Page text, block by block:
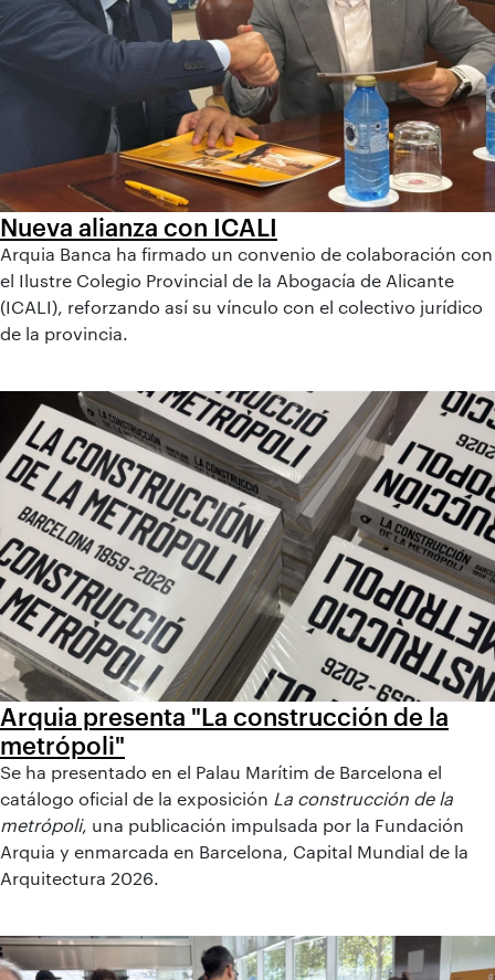
Nueva alianza con ICALI
Arquia Banca ha firmado un convenio de colaboración con
el Ilustre Colegio Provincial de la Abogacía de Alicante
(ICALI), reforzando así su vínculo con el colectivo jurídico
de la provincia.
Arquia presenta "La construcción de la
metrópoli"
Se ha presentado en el Palau Marítim de Barcelona el
catálogo oficial de la exposición La construcción de la
metrópoli, una publicación impulsada por la Fundación
Arquia y enmarcada en Barcelona, Capital Mundial de la
Arquitectura 2026.